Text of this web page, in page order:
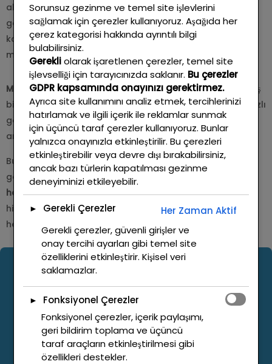
altyapımız ile gerçekleştirilmektedir. Karmaşık
geometrilere sahip parçalar yüksek ölçü hassasiyeti ve
kaliteli yüzey işleme standartlarıyla üretilerek
müşterilerimize sunulmaktadır.
MD Makina, proje bazlı üretimden seri üretime kadar geniş
bir üretim kapasitesi ile çalışmakta; müşteri taleplerine hızlı
geri dönüş, güvenilir teslimat ve sürdürülebilir kalite
anlayışı ile hizmet vermektedir.
Bursa merkezli üretim altyapımız sayesinde Türkiye
genelinde faaliyet gösteren sanayi kuruluşlarına
hassasiyetli CNC talaşlı imalat ve fason parça üretimi
hizmeti sunarak üretim süreçlerine değer katmayı
hedeflemekteyiz.
Görükle Mahallesi Beyçeşme Caddesi No
33A/1 Bursa / Nilüfer 16285
+905393411553
Sorunsuz gezinme ve temel site işlevlerini
sağlamak için çerezler kullanıyoruz. Aşağıda her
çerez kategorisi hakkında ayrıntılı bilgi
bulabilirsiniz.
Gerekliolarak işaretlenen çerezler, temel site
işlevselliği için tarayıcınızda saklanır. Bu çerezler
GDPR kapsamında onayınızı gerektirmez.
Ayrıca site kullanımını analiz etmek, tercihlerinizi
hatırlamak ve ilgili içerik ile reklamlar sunmak
için üçüncü taraf çerezler kullanıyoruz. Bunlar
yalnızca onayınızla etkinleştirilir. Bu çerezleri
etkinleştirebilir veya devre dışı bırakabilirsiniz,
ancak bazı türlerin kapatılması gezinme
deneyiminizi etkileyebilir.
► Gerekli Çerezler
Her Zaman Aktif
Gerekli çerezler, güvenli girişler ve
onay tercihi ayarları gibi temel site
özelliklerini etkinleştirir. Kişisel veri
saklamazlar.
►
Fonksiyonel Çerezler
Fonksiyonel çerezler, içerik paylaşımı,
geri bildirim toplama ve üçüncü
taraf araçların etkinleştirilmesi gibi
özellikleri destekler.